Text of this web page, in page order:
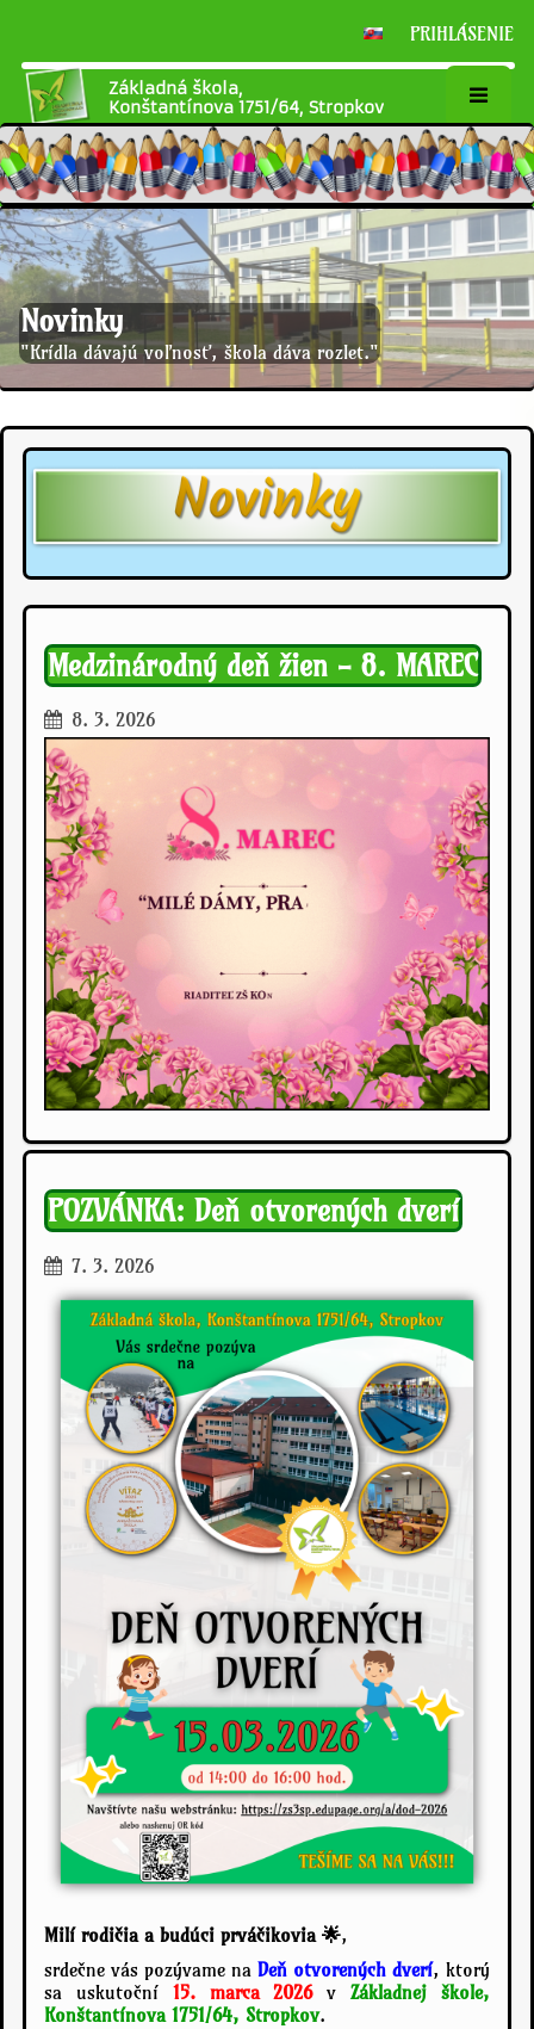
PRIHLÁSENIE
Základná škola,
Konštantínova 1751/64, Stropkov
Novinky
"Krídla dávajú voľnosť, škola dáva rozlet."
Novinky
Medzinárodný deň žien - 8. MAREC
8. 3. 2026
POZVÁNKA: Deň otvorených dverí
7. 3. 2026
Milí rodičia a budúci prváčikovia 🌟,
srdečne vás pozývame na Deň otvorených dverí, ktorý
sa uskutoční 15. marca 2026vZákladnej škole,
Konštantínova 1751/64, Stropkov.